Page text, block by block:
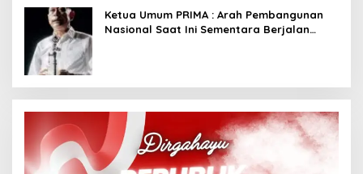
Ketua Umum PRIMA : Arah Pembangunan
Nasional Saat Ini Sementara Berjalan